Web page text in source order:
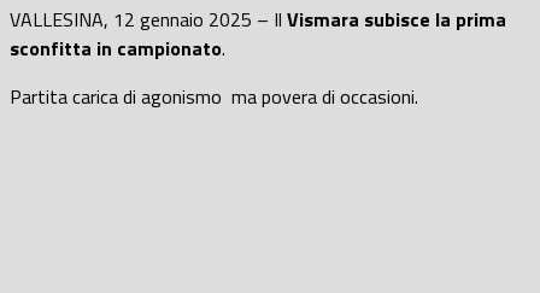
VALLESINA, 12 gennaio 2025 – Il Vismara subisce la prima
sconfitta in campionato.
Partita carica di agonismo ma povera di occasioni.